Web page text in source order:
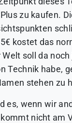
zu kaufen.
kostet das
soll da
Technik habe,
stehen zu
es, wenn wir
nicht am